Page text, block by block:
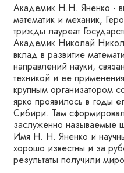
Академик Н.Н. Яненко -
математик и механик,
трижды лауреат
Академик Николай
вклад в развитие
направлений науки,
техникой и ее
крупным организатором
ярко проявилось в годы
Сибири. Там
заслуженно называемые
Имя Н. Н. Яненко и
хорошо известны и за
результаты получили